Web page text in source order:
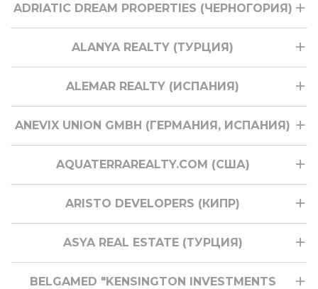
ADRIATIC DREAM PROPERTIES (ЧЕРНОГОРИЯ)
ALANYA REALTY (ТУРЦИЯ)
ALEMAR REALTY (ИСПАНИЯ)
ANEVIX UNION GMBH (ГЕРМАНИЯ, ИСПАНИЯ)
AQUATERRAREALTY.COM (США)
ARISTO DEVELOPERS (КИПР)
ASYA REAL ESTATE (ТУРЦИЯ)
BELGAMED "KENSINGTON INVESTMENTS